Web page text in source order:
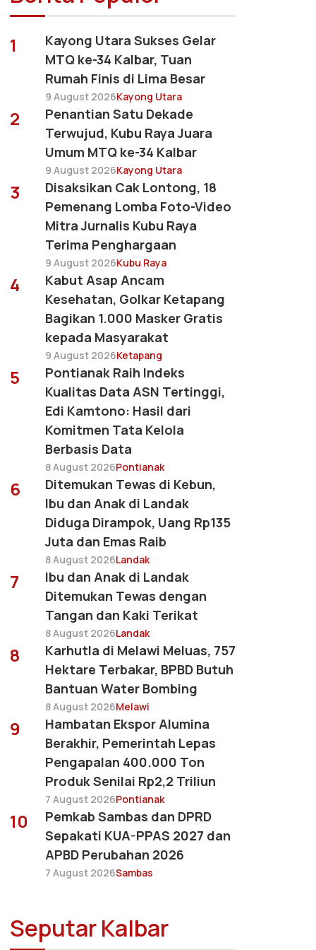
1
Kayong Utara Sukses Gelar
MTQ ke-34 Kalbar, Tuan
Rumah Finis di Lima Besar
9 August 2026Kayong Utara
2
Penantian Satu Dekade
Terwujud, Kubu Raya Juara
Umum MTQ ke-34 Kalbar
9 August 2026Kayong Utara
3
Disaksikan Cak Lontong, 18
Pemenang Lomba Foto-Video
Mitra Jurnalis Kubu Raya
Terima Penghargaan
9 August 2026Kubu Raya
4
Kabut Asap Ancam
Kesehatan, Golkar Ketapang
Bagikan 1.000 Masker Gratis
kepada Masyarakat
9 August 2026Ketapang
5
Pontianak Raih Indeks
Kualitas Data ASN Tertinggi,
Edi Kamtono: Hasil dari
Komitmen Tata Kelola
Berbasis Data
8 August 2026Pontianak
6
Ditemukan Tewas di Kebun,
Ibu dan Anak di Landak
Diduga Dirampok, Uang Rp135
Juta dan Emas Raib
8 August 2026Landak
7
Ibu dan Anak di Landak
Ditemukan Tewas dengan
Tangan dan Kaki Terikat
8 August 2026Landak
8
Karhutla di Melawi Meluas, 757
Hektare Terbakar, BPBD Butuh
Bantuan Water Bombing
8 August 2026Melawi
9
Hambatan Ekspor Alumina
Berakhir, Pemerintah Lepas
Pengapalan 400.000 Ton
Produk Senilai Rp2,2 Triliun
7 August 2026Pontianak
10
Pemkab Sambas dan DPRD
Sepakati KUA-PPAS 2027 dan
APBD Perubahan 2026
7 August 2026Sambas
Seputar Kalbar